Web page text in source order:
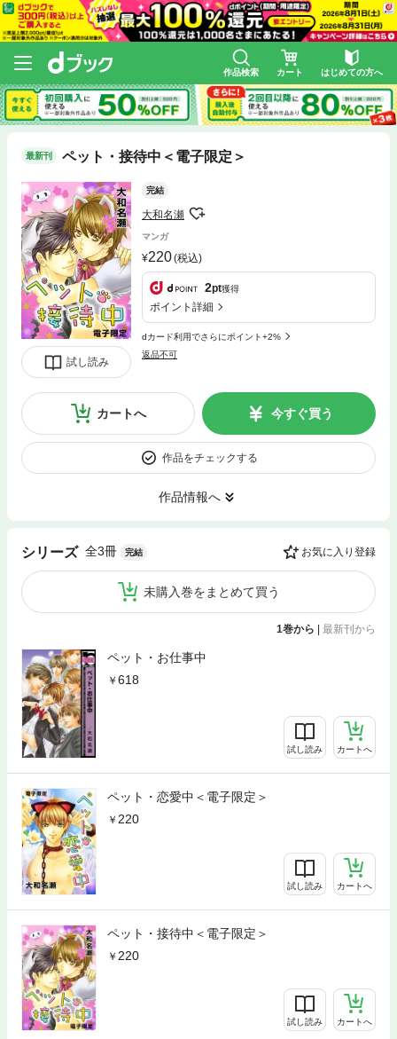
作品検索 カート はじめての方へ
最新刊 ペット・接待中＜電子限定＞
試し読み
完結
大和名瀬
マンガ
220(税込)
2pt獲得
ポイント詳細
dカード利用でさらにポイント+2%
返品不可
カートへ 今すぐ買う
作品をチェックする
作品情報へ
シリーズ 全3冊 完結 お気に入り登録
未購入巻をまとめて買う
1巻から | 最新刊から
ペット・お仕事中
618
試し読み カートへ
ペット・恋愛中＜電子限定＞
220
試し読み カートへ
ペット・接待中＜電子限定＞
220
試し読み カートへ